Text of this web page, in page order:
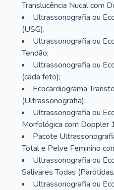
Translucência Nucal com
Ultrassonografia ou
(USG);
Ultrassonografia ou
Tendão;
Ultrassonografia ou
(cada feto);
Ecocardiograma
(Ultrassonografia);
Ultrassonografia ou
Morfológica com Doppler
Pacote
Total e Pelve Feminino
Ultrassonografia ou
Salivares Todas
Ultrassonografia ou